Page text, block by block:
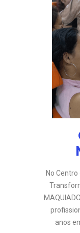
No
anos